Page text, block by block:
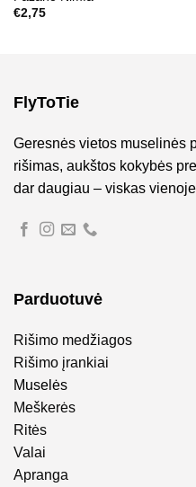
€2,75
FlyToTie
Geresnės vietos muselinės
rišimas, aukštos kokybės
dar daugiau – viskas
Parduotuvė
Rišimo medžiagos
Rišimo įrankiai
Muselės
Meškerės
Ritės
Valai
Apranga